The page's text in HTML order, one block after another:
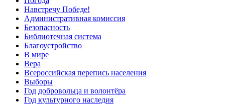
Навстречу Победе!
Административная комиссия
Безопасность
Библиотечная система
Благоустройство
В мире
Вера
Всероссийская перепись населения
Выборы
Год добровольца и волонтёра
Год культурного наследия